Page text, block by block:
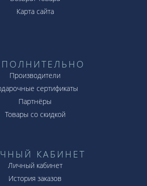
Карта сайта
Производители
сертификаты
Партнёры
Товары со скидкой
КАБИНЕТ
Личный кабинет
История заказов